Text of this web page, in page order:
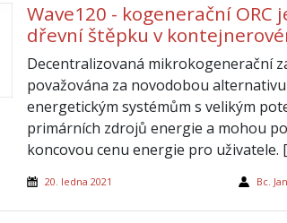
Wave120 - kogenerační ORC
dřevní štěpku v
Decentralizovaná mikrokogenerační
považována za novodobou
energetickým systémům s velikým
primárních zdrojů energie a mohou
koncovou cenu energie pro uživatele.
20. ledna 2021 Bc.